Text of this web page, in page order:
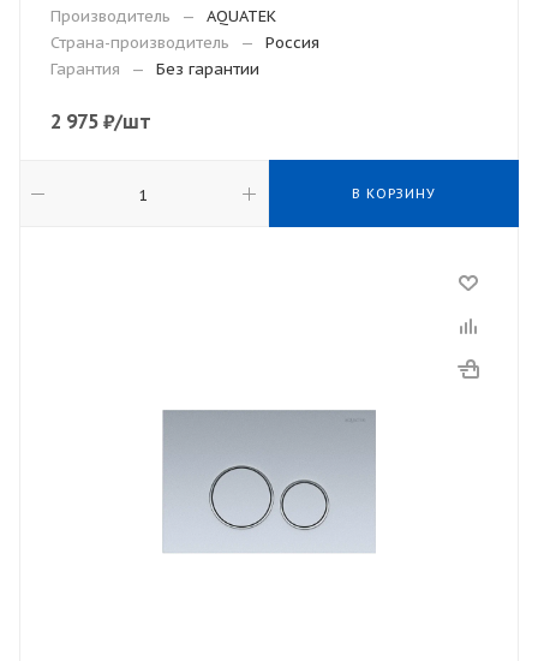
Производитель —
AQUATEK
Страна-производитель
—
Россия
Гарантия
— Без гарантии
2 975 ₽/шт
В КОРЗИНУ